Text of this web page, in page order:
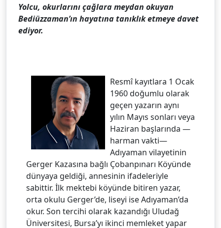
Yolcu, okurlarını çağlara meydan okuyan
Bediüzzaman’ın hayatına tanıklık etmeye davet
ediyor.
Resmî kayıtlara 1 Ocak
1960 doğumlu olarak
geçen yazarın aynı
yılın Mayıs sonları veya
Haziran başlarında —
harman vakti—
Adıyaman vilayetinin
Gerger Kazasına bağlı Çobanpınarı Köyünde
dünyaya geldiği, annesinin ifadeleriyle
sabittir. İlk mektebi köyünde bitiren yazar,
orta okulu Gerger’de, liseyi ise Adıyaman’da
okur. Son tercihi olarak kazandığı Uludağ
Üniversitesi, Bursa’yı ikinci memleket yapar